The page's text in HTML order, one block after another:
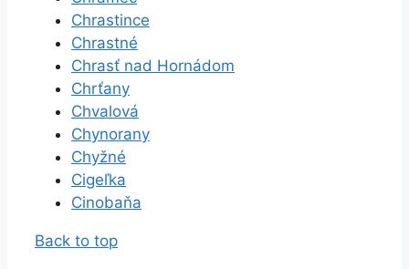
Chrastince
Chrastné
Chrasť nad Hornádom
Chrťany
Chvalová
Chynorany
Chyžné
Cigeľka
Cinobaňa
Back to top